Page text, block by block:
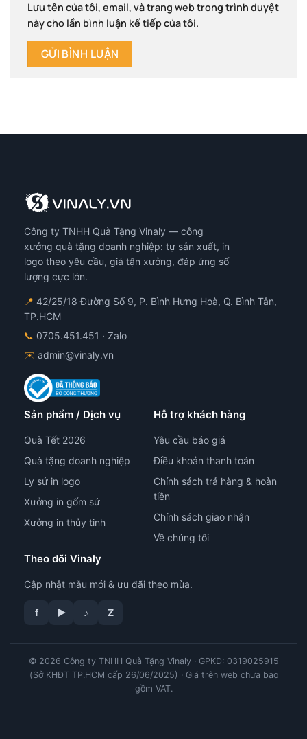
Lưu tên của tôi, email, và trang web trong trình duyệt
này cho lần bình luận kế tiếp của tôi.
Công ty TNHH Quà Tặng Vinaly — công
xưởng quà tặng doanh nghiệp: tự sản xuất, in
logo theo yêu cầu, giá tận xưởng, đáp ứng số
lượng cực lớn.
📍 42/25/18 Đường Số 9, P. Bình Hưng Hoà, Q. Bình Tân,
TP.HCM
📞 0705.451.451 · Zalo
✉️ admin@vinaly.vn
Sản phẩm / Dịch vụ
Quà Tết 2026
Quà tặng doanh nghiệp
Ly sứ in logo
Xưởng in gốm sứ
Xưởng in thủy tinh
Hỗ trợ khách hàng
Yêu cầu báo giá
Điều khoản thanh toán
Chính sách trả hàng & hoàn
tiền
Chính sách giao nhận
Về chúng tôi
Theo dõi Vinaly
Cập nhật mẫu mới & ưu đãi theo mùa.
f ▶ ♪ Z
© 2026 Công ty TNHH Quà Tặng Vinaly · GPKD: 0319025915
(Sở KHĐT TP.HCM cấp 26/06/2025) · Giá trên web chưa bao
gồm VAT.
tư vấn công nghệ in